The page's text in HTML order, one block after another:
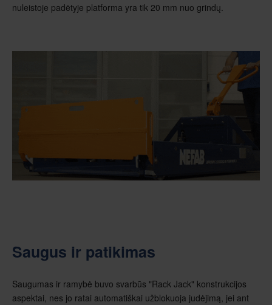
nuleistoje padėtyje platforma yra tik 20 mm nuo grindų.
Saugus ir patikimas
Saugumas ir ramybė buvo svarbūs "Rack Jack" konstrukcijos
aspektai, nes jo ratai automatiškai užblokuoja judėjimą, jei ant